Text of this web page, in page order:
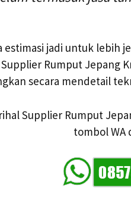
estimasi jadi untuk lebih
Rumput Jepang
secara mendetail
Supplier Rumput
tombol WA